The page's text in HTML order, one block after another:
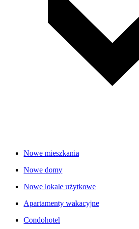
Nowe mieszkania
Nowe domy
Nowe lokale użytkowe
Apartamenty wakacyjne
Condohotel